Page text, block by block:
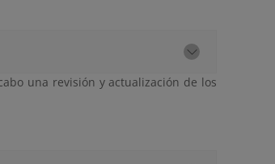
una revisión y actualización de los